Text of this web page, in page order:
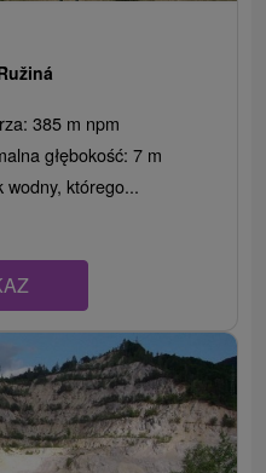
385 m npm
głębokość: 7 m
wodny, którego...